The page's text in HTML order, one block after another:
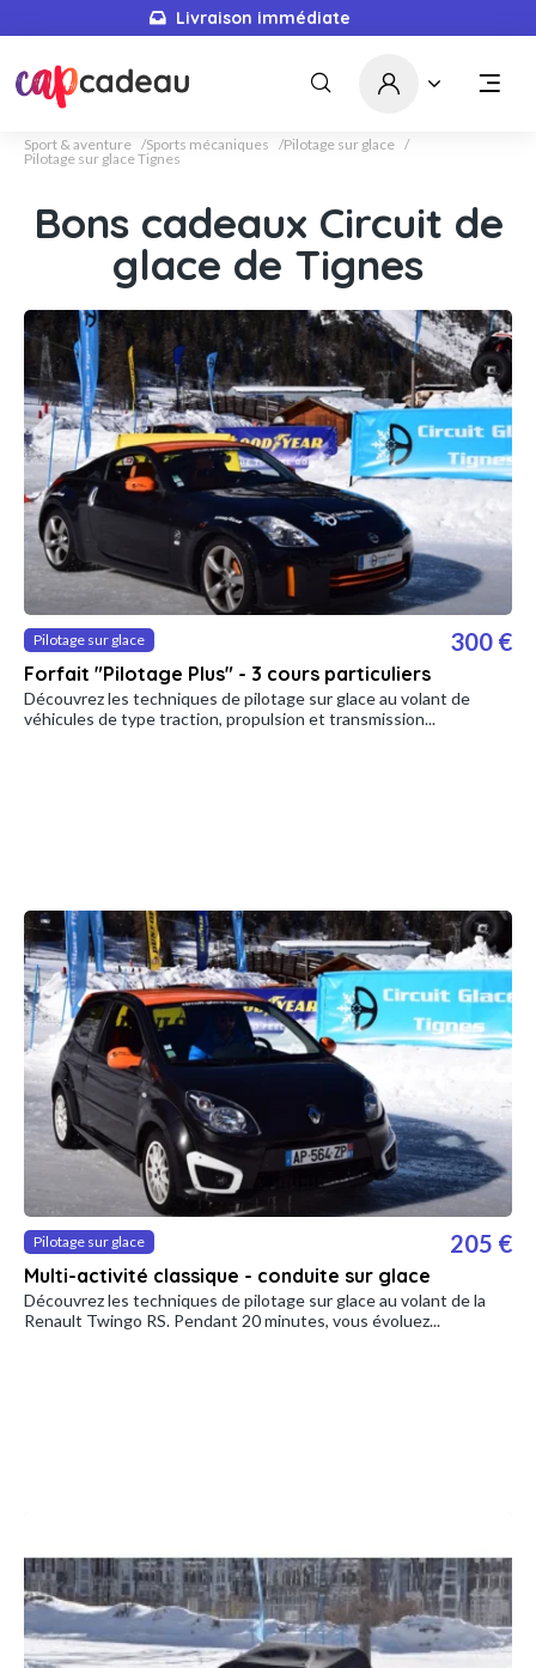
Livraison immédiate
Sport & aventure Sports mécaniques
Pilotage sur glace
Pilotage sur glace Tignes
Bons cadeaux Circuit de
glace de Tignes
Pilotage sur glace
Forfait "Pilotage Plus" - 3 cours particuliers
300 €
Découvrez les techniques de pilotage sur glace au volant de
véhicules de type traction, propulsion et transmission...
Pilotage sur glace
Multi-activité classique - conduite sur glace
205 €
Découvrez les techniques de pilotage sur glace au volant de la
Renault Twingo RS. Pendant 20 minutes, vous évoluez...